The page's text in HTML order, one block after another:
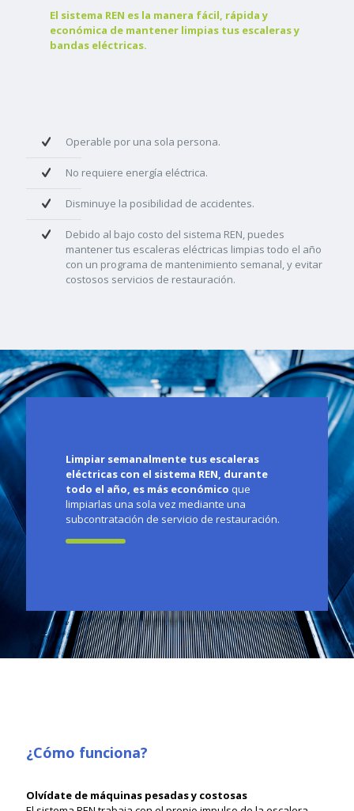
El sistema REN es la manera fácil, rápida y
económica de mantener limpias tus escaleras y
bandas eléctricas.
Operable por una sola persona.
No requiere energía eléctrica.
Disminuye la posibilidad de accidentes.
Debido al bajo costo del sistema REN, puedes
mantener tus escaleras eléctricas limpias todo el año
con un programa de mantenimiento semanal, y evitar
costosos servicios de restauración.
Limpiar semanalmente tus escaleras
eléctricas con el sistema REN, durante
todo el año, es más económico que
limpiarlas una sola vez mediante una
subcontratación de servicio de restauración.
¿Cómo funciona?
Olvídate de máquinas pesadas y costosas